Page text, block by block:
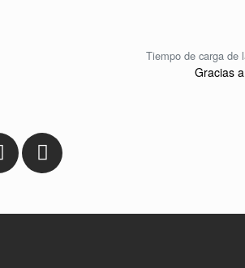
Tiempo de carga de
Gracias a